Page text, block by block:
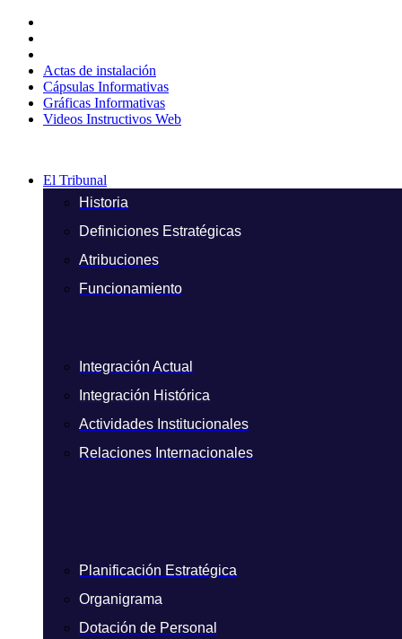
contenido
Actas de instalación
Cápsulas Informativas
Gráficas Informativas
Videos Instructivos Web
El Tribunal
Historia
Definiciones Estratégicas
Atribuciones
Funcionamiento
Integración Actual
Integración Histórica
Actividades Institucionales
Relaciones Internacionales
Planificación Estratégica
Organigrama
Dotación de Personal